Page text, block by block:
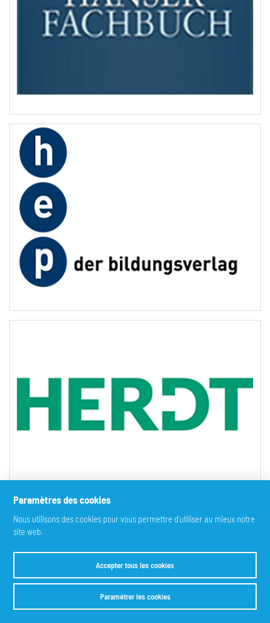
Paramètres des cookies
Nous utilisons des cookies pour vous permettre d'utiliser au mieux notre
site web.
Accepter tous les cookies
Paramétrer les cookies